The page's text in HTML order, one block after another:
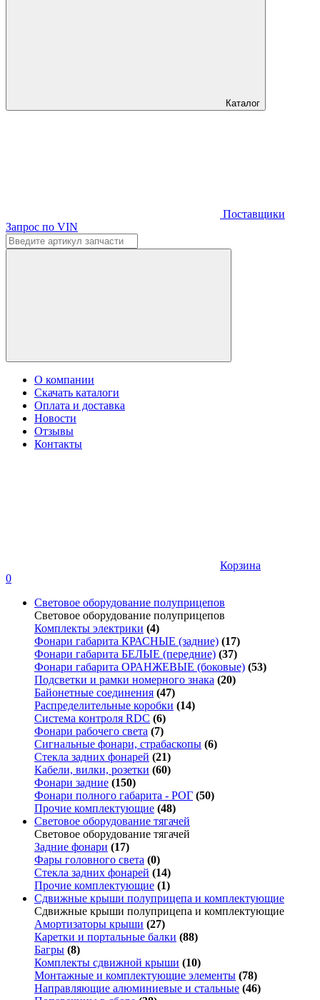
Каталог
Поставщики
Запрос по VIN
О компании
Скачать каталоги
Оплата и доставка
Новости
Отзывы
Контакты
Корзина
0
Световое оборудование полуприцепов
Световое оборудование полуприцепов
Комплекты электрики (4)
Фонари габарита КРАСНЫЕ (задние) (17)
Фонари габарита БЕЛЫЕ (передние) (37)
Фонари габарита ОРАНЖЕВЫЕ (боковые) (53)
Подсветки и рамки номерного знака (20)
Байонетные соединения (47)
Распределительные коробки (14)
Система контроля RDC (6)
Фонари рабочего света (7)
Сигнальные фонари, страбаскопы (6)
Стекла задних фонарей (21)
Кабели, вилки, розетки (60)
Фонари задние (150)
Фонари полного габарита - РОГ (50)
Прочие комплектующие (48)
Световое оборудование тягачей
Световое оборудование тягачей
Задние фонари (17)
Фары головного света (0)
Стекла задних фонарей (14)
Прочие комплектующие (1)
Сдвижные крыши полуприцепа и комплектующие
Сдвижные крыши полуприцепа и комплектующие
Амортизаторы крыши (27)
Каретки и портальные балки (88)
Багры (8)
Комплекты сдвижной крыши (10)
Монтажные и комплектующие элементы (78)
Направляющие алюминиевые и стальные (46)